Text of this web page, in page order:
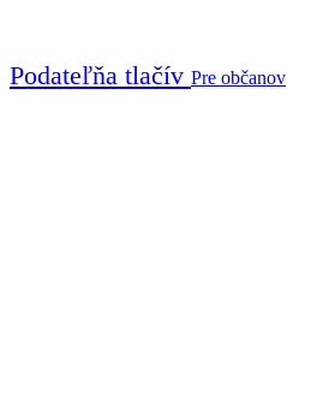
Podateľňa tlačív Pre občanov